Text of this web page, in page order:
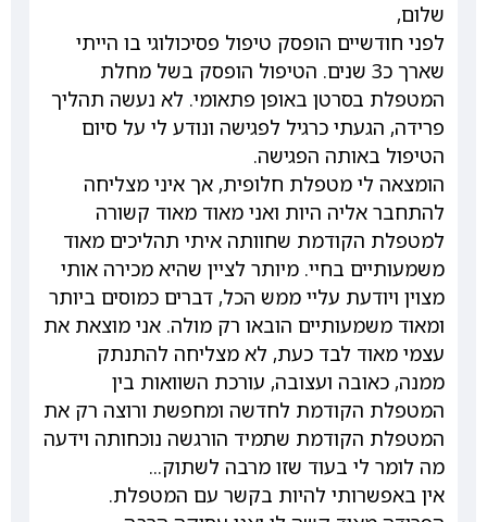
שלום,
לפני חודשיים הופסק טיפול פסיכולוגי בו הייתי
שארך כ3 שנים. הטיפול הופסק בשל מחלת
המטפלת בסרטן באופן פתאומי. לא נעשה תהליך
פרידה, הגעתי כרגיל לפגישה ונודע לי על סיום
הטיפול באותה הפגישה.
הומצאה לי מטפלת חלופית, אך איני מצליחה
להתחבר אליה היות ואני מאוד מאוד קשורה
למטפלת הקודמת שחוותה איתי תהליכים מאוד
משמעותיים בחיי. מיותר לציין שהיא מכירה אותי
מצוין ויודעת עליי ממש הכל, דברים כמוסים ביותר
ומאוד משמעותיים הובאו רק מולה. אני מוצאת את
עצמי מאוד לבד כעת, לא מצליחה להתנתק
ממנה, כאובה ועצובה, עורכת השוואות בין
המטפלת הקודמת לחדשה ומחפשת ורוצה רק את
המטפלת הקודמת שתמיד הורגשה נוכחותה וידעה
מה לומר לי בעוד שזו מרבה לשתוק...
אין באפשרותי להיות בקשר עם המטפלת.